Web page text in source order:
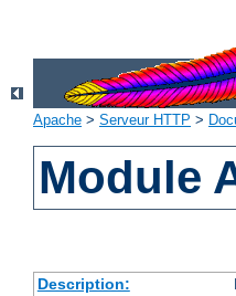
Apache > Serveur HTTP >
Module
Description: